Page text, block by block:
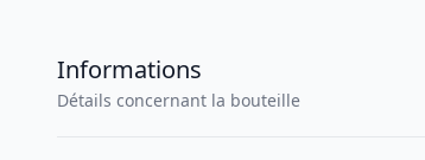
Informations
Détails concernant la bouteille